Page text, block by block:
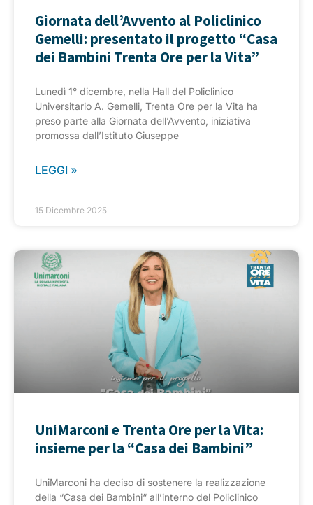
Giornata dell’Avvento al Policlinico
Gemelli: presentato il progetto “Casa
dei Bambini Trenta Ore per la Vita”
Lunedì 1° dicembre, nella Hall del Policlinico
Universitario A. Gemelli, Trenta Ore per la Vita ha
preso parte alla Giornata dell’Avvento, iniziativa
promossa dall’Istituto Giuseppe
LEGGI »
15 Dicembre 2025
UniMarconi e Trenta Ore per la Vita:
insieme per la “Casa dei Bambini”
UniMarconi ha deciso di sostenere la realizzazione
della “Casa dei Bambini“ all’interno del Policlinico